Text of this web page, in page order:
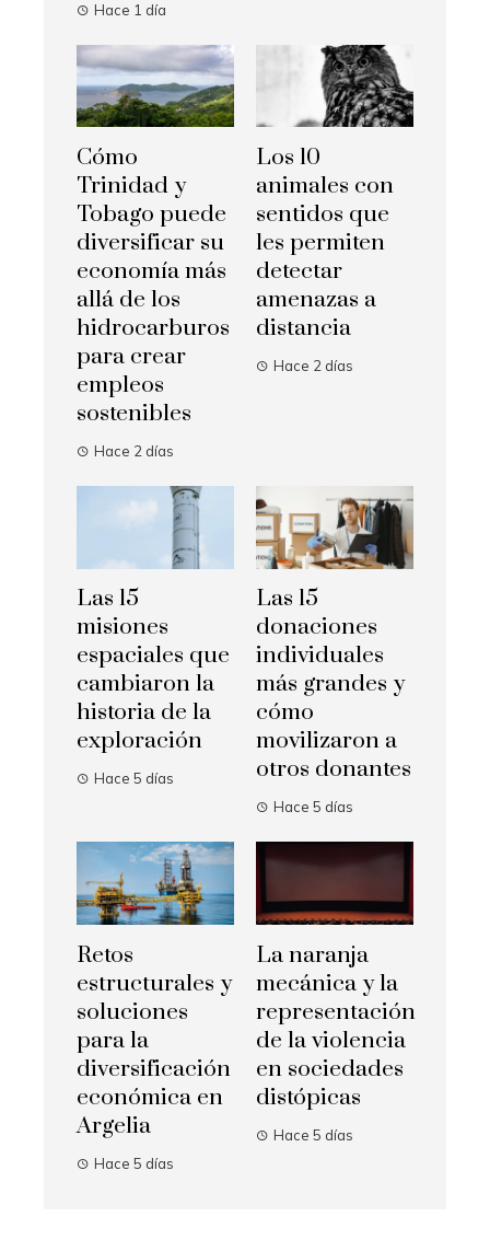
Hace 1 día
Cómo
Trinidad y
Tobago puede
diversificar su
economía más
allá de los
hidrocarburos
para crear
empleos
sostenibles
Hace 2 días
Los 10
animales con
sentidos que
les permiten
detectar
amenazas a
distancia
Hace 2 días
Las 15
misiones
espaciales que
cambiaron la
historia de la
exploración
Hace 5 días
Las 15
donaciones
individuales
más grandes y
cómo
movilizaron a
otros donantes
Hace 5 días
Retos
estructurales y
soluciones
para la
diversificación
económica en
Argelia
Hace 5 días
La naranja
mecánica y la
representación
de la violencia
en sociedades
distópicas
Hace 5 días